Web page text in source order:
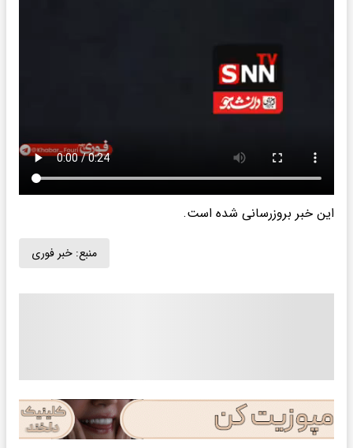
این خبر بروزرسانی شده است.
منبع: خبر فوری